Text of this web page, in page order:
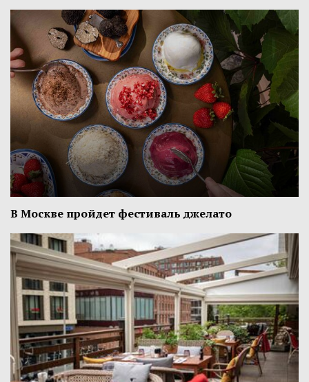
В Москве пройдет фестиваль джелато